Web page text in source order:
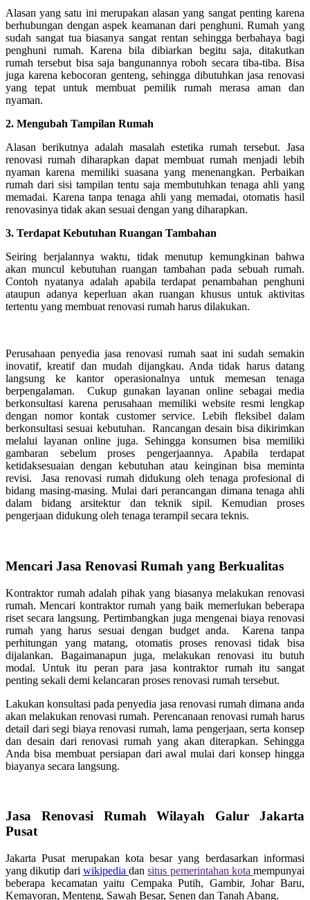
Alasan yang satu ini merupakan alasan yang sangat penting karena
berhubungan dengan aspek keamanan dari penghuni. Rumah yang
sudah sangat tua biasanya sangat rentan sehingga berbahaya bagi
penghuni rumah. Karena bila dibiarkan begitu saja, ditakutkan
rumah tersebut bisa saja bangunannya roboh secara tiba-tiba. Bisa
juga karena kebocoran genteng, sehingga dibutuhkan jasa renovasi
yang tepat untuk membuat pemilik rumah merasa aman dan
nyaman.
2. Mengubah Tampilan Rumah
Alasan berikutnya adalah masalah estetika rumah tersebut. Jasa
renovasi rumah diharapkan dapat membuat rumah menjadi lebih
nyaman karena memiliki suasana yang menenangkan. Perbaikan
rumah dari sisi tampilan tentu saja membutuhkan tenaga ahli yang
memadai. Karena tanpa tenaga ahli yang memadai, otomatis hasil
renovasinya tidak akan sesuai dengan yang diharapkan.
3. Terdapat Kebutuhan Ruangan Tambahan
Seiring berjalannya waktu, tidak menutup kemungkinan bahwa
akan muncul kebutuhan ruangan tambahan pada sebuah rumah.
Contoh nyatanya adalah apabila terdapat penambahan penghuni
ataupun adanya keperluan akan ruangan khusus untuk aktivitas
tertentu yang membuat renovasi rumah harus dilakukan.
Perusahaan penyedia jasa renovasi rumah saat ini sudah semakin
inovatif, kreatif dan mudah dijangkau. Anda tidak harus datang
langsung ke kantor operasionalnya untuk memesan tenaga
berpengalaman. Cukup gunakan layanan online sebagai media
berkonsultasi karena perusahaan memiliki website resmi lengkap
dengan nomor kontak customer service. Lebih fleksibel dalam
berkonsultasi sesuai kebutuhan. Rancangan desain bisa dikirimkan
melalui layanan online juga. Sehingga konsumen bisa memiliki
gambaran sebelum proses pengerjaannya. Apabila terdapat
ketidaksesuaian dengan kebutuhan atau keinginan bisa meminta
revisi. Jasa renovasi rumah didukung oleh tenaga profesional di
bidang masing-masing. Mulai dari perancangan dimana tenaga ahli
dalam bidang arsitektur dan teknik sipil. Kemudian proses
pengerjaan didukung oleh tenaga terampil secara teknis.
Mencari Jasa Renovasi Rumah yang Berkualitas
Kontraktor rumah adalah pihak yang biasanya melakukan renovasi
rumah. Mencari kontraktor rumah yang baik memerlukan beberapa
riset secara langsung. Pertimbangkan juga mengenai biaya renovasi
rumah yang harus sesuai dengan budget anda. Karena tanpa
perhitungan yang matang, otomatis proses renovasi tidak bisa
dijalankan. Bagaimanapun juga, melakukan renovasi itu butuh
modal. Untuk itu peran para jasa kontraktor rumah itu sangat
penting sekali demi kelancaran proses renovasi rumah tersebut.
Lakukan konsultasi pada penyedia jasa renovasi rumah dimana anda
akan melakukan renovasi rumah. Perencanaan renovasi rumah harus
detail dari segi biaya renovasi rumah, lama pengerjaan, serta konsep
dan desain dari renovasi rumah yang akan diterapkan. Sehingga
Anda bisa membuat persiapan dari awal mulai dari konsep hingga
biayanya secara langsung.
Jasa Renovasi Rumah Wilayah Galur Jakarta
Pusat
Jakarta Pusat merupakan kota besar yang berdasarkan informasi
yang dikutip dari wikipedia dansitus pemerintahan kota mempunyai
beberapa kecamatan yaitu Cempaka Putih, Gambir, Johar Baru,
Kemayoran, Menteng, Sawah Besar, Senen dan Tanah Abang.